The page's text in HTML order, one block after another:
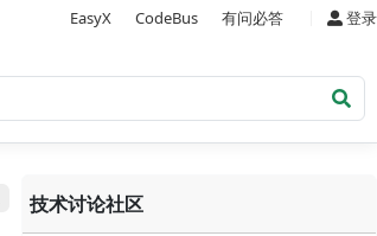
EasyX CodeBus 有问必答 登录
技术讨论社区